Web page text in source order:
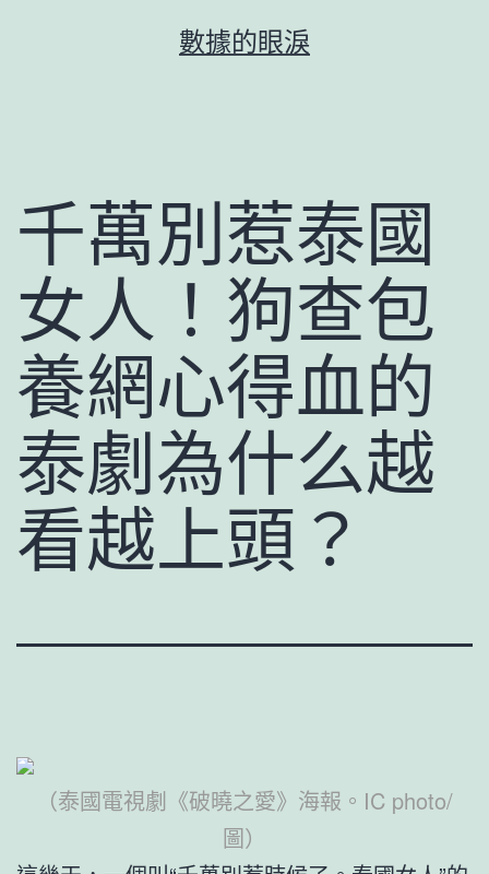
數據的眼淚
千萬別惹泰國
女人！狗查包
養網心得血的
泰劇為什么越
看越上頭？
（泰國電視劇《破曉之愛》海報。IC photo/
圖）